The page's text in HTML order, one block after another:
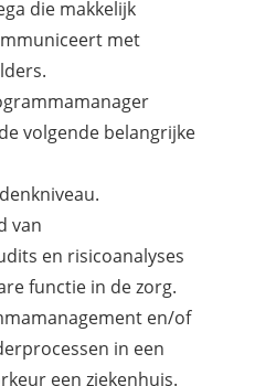
die makkelijk
met
volgende belangrijke
van
en risicoanalyses
functie in de zorg.
en/of
in een
een ziekenhuis.